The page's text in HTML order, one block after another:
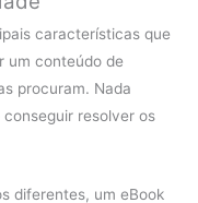
características que
um conteúdo de
procuram. Nada
resolver os
diferentes, um eBook